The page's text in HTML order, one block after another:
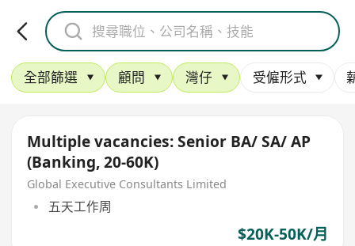
全部篩選 顧問 灣仔 受僱形式
Multiple vacancies: Senior BA/ SA/ AP
(Banking, 20-60K)
Global Executive Consultants Limited
五天工作周
$20K-50K/月